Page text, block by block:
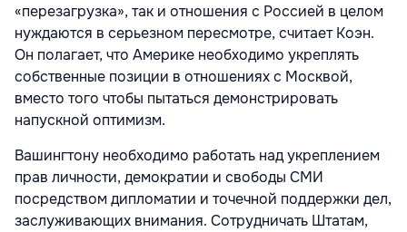
«перезагрузка», так и отношения с Россией в целом
нуждаются в серьезном пересмотре, считает Коэн.
Он полагает, что Америке необходимо укреплять
собственные позиции в отношениях с Москвой,
вместо того чтобы пытаться демонстрировать
напускной оптимизм.
Вашингтону необходимо работать над укреплением
прав личности, демократии и свободы СМИ
посредством дипломатии и точечной поддержки дел,
заслуживающих внимания. Сотрудничать Штатам,